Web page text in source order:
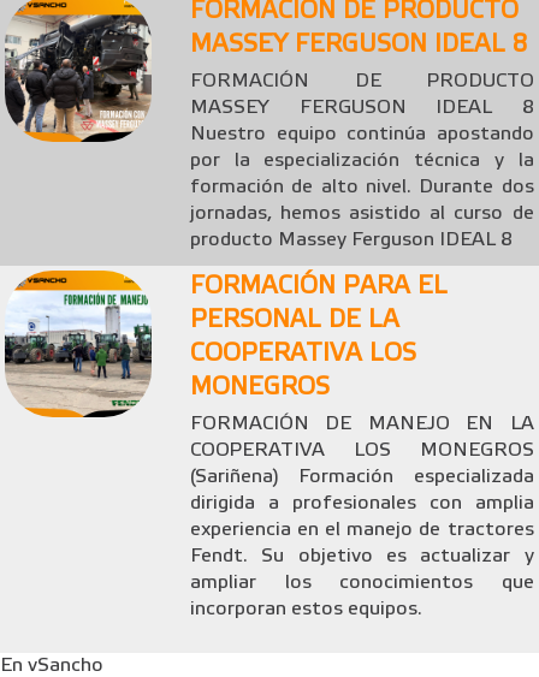
FORMACIÓN DE PRODUCTO
MASSEY FERGUSON IDEAL 8
FORMACIÓN DE PRODUCTO
MASSEY FERGUSON IDEAL 8
Nuestro equipo continúa apostando
por la especialización técnica y la
formación de alto nivel. Durante dos
jornadas, hemos asistido al curso de
producto Massey Ferguson IDEAL 8
FORMACIÓN PARA EL
PERSONAL DE LA
COOPERATIVA LOS
MONEGROS
FORMACIÓN DE MANEJO EN LA
COOPERATIVA LOS MONEGROS
(Sariñena) Formación especializada
dirigida a profesionales con amplia
experiencia en el manejo de tractores
Fendt. Su objetivo es actualizar y
ampliar los conocimientos que
incorporan estos equipos.
En vSancho